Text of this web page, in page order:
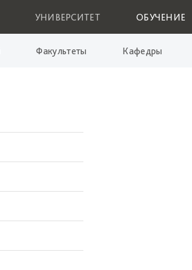
УНИВЕРСИТЕТ ОБУЧЕНИЕ
Факультеты Кафедры